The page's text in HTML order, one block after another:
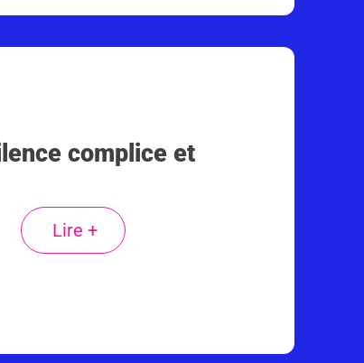
complice et
Lire +